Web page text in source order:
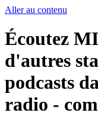
Aller au contenu
Écoutez
d'autres
podcasts
radio -